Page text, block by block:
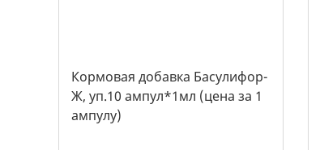
Кормовая добавка Басулифор-
Ж, уп.10 ампул*1мл (цена за 1
ампулу)